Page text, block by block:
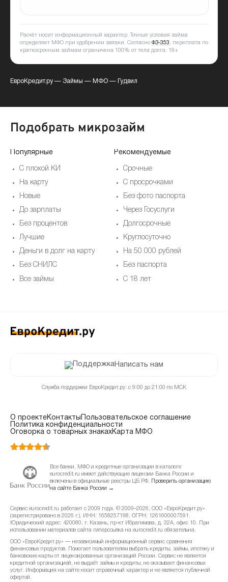
Расчёт носит информационный характер. Точные условия займа
определяет МФО при одобрении заявки. Согласно ФЗ-353 , переплата по
краткосрочным займам ограничена 100% от тела долга.
18+
ЕвроКредит.ру— Займы — МФО — Гудвил
Подобрать микрозайм
Популярные
С плохой КИ
На карту
Новые
До зарплаты
Без процентов
Лучшие
Деньги в долг на карту
Без СНИЛС
Все займы
Рекомендуемые
Срочные
С просрочками
Без фото паспорта
Через Госуслуги
Долгосрочные
Круглосуточно
На 50 000 рублей
Без паспорта
С 18 лет
Написать нам
Служба поддержки ЕвроКредит.ру: с 9:00 до 21:00 по МСК
О проектеКонтакты Пользовательское соглашение
Политика конфиденциальности
Оговорка о товарных знакахКарта МФО
Все банки, МФО и кредитные организации в каталоге
eurocredit.ru имеют действующие лицензии Банка России и
включены в официальные реестры ЦБ РФ.
Проверить организацию
на сайте Банка России →
Сервис eurocredit.ru работает с 2009 года. © 2009–2026, ООО «ЕвроКредит.ру»
(зарегистрировано в 2026 г.). ИНН: 1658257198, ОГРН: 1261600007591.
Юридический адрес: 420080, г. Казань, пр-кт Ибрагимова, д. 32А, офис 10. При
использовании материалов сайта гиперссылка на eurocredit.ru обязательна.
ООО «ЕвроКредит.ру» — независимый информационный сервис сравнения
финансовых продуктов. Помогает пользователям выбрать кредиты, займы, ипотеку и
банковские карты от лицензированных организаций России. Сервис не является
кредитной организацией, не выдаёт займы и кредиты, не оказывает финансовых
услуг. Информация на сайте носит справочный характер и не является публичной
офертой.